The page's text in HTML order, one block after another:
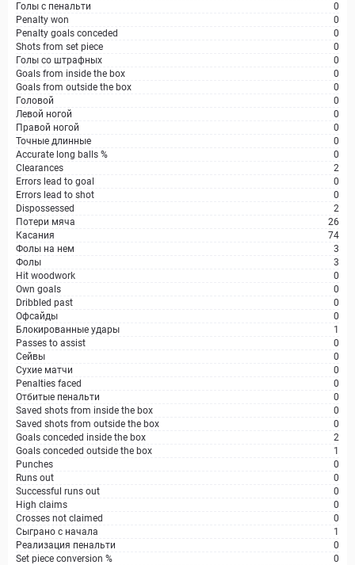
Голы с пенальти
0
Penalty won
0
Penalty goals conceded
0
Shots from set piece
0
Голы со штрафных
0
Goals from inside the box
0
Goals from outside the box
0
Головой
0
Левой ногой
0
Правой ногой
0
Точные длинные
0
Accurate long balls %
0
Clearances
2
Errors lead to goal
0
Errors lead to shot
0
Dispossessed
2
Потери мяча
26
Касания
74
Фолы на нем
3
Фолы
3
Hit woodwork
0
Own goals
0
Dribbled past
0
Офсайды
0
Блокированные удары
1
Passes to assist
0
Сейвы
0
Сухие матчи
0
Penalties faced
0
Отбитые пенальти
0
Saved shots from inside the box
0
Saved shots from outside the box
0
Goals conceded inside the box
2
Goals conceded outside the box
1
Punches
0
Runs out
0
Successful runs out
0
High claims
0
Crosses not claimed
0
Сыграно с начала
1
Реализация пенальти
0
Set piece conversion %
0